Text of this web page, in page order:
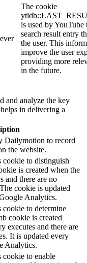
The cookie
is used by YouTube
search result entry
the user. This
improve the user
providing more
in the future.
and analyze the key
in delivering a
Dailymotion to record
the website.
cookie to distinguish
is created when the
and there are no
cookie is updated
Analytics.
cookie to determine
cookie is created
executes and there are
It is updated every
Analytics.
cookie to enable